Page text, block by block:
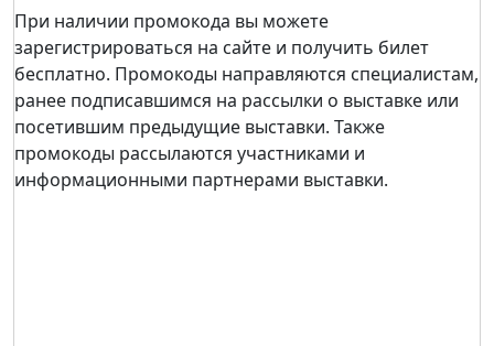
При наличии промокода вы можете
зарегистрироваться на сайте и получить билет
бесплатно. Промокоды направляются специалистам,
ранее подписавшимся на рассылки о выставке или
посетившим предыдущие выставки. Также
промокоды рассылаются участниками и
информационными партнерами выставки.